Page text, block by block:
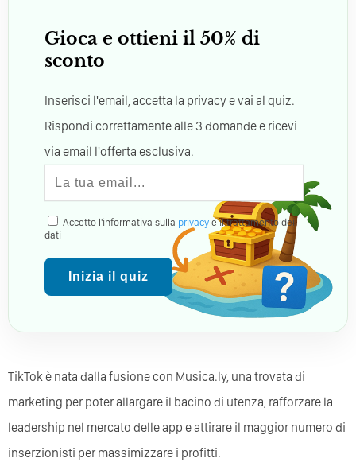
Gioca e ottieni il 50% di
sconto
Inserisci l'email, accetta la privacy e vai al quiz.
Rispondi correttamente alle 3 domande e ricevi
via email l'offerta esclusiva.
Accetto l'informativa sulla privacy e il trattamento dei
dati
Inizia il quiz
TikTok è nata dalla fusione con Musica.ly, una trovata di
marketing per poter allargare il bacino di utenza, rafforzare la
leadership nel mercato delle app e attirare il maggior numero di
inserzionisti per massimizzare i profitti.